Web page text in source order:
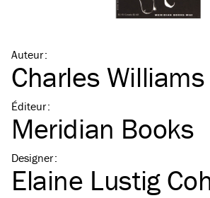
Auteur:
Charles Williams
Éditeur:
Meridian Books
Designer:
Elaine Lustig